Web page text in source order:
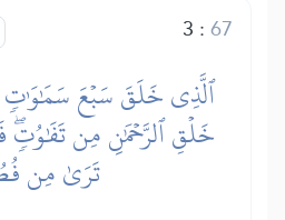
3 :67
ٱلَّذِي خَلَقَ سَبۡعَ سَمَٰوَٰتٖ
خَلۡقِ ٱلرَّحۡمَٰنِ مِن تَفَٰوُتٖۖ
تَرَىٰ مِن